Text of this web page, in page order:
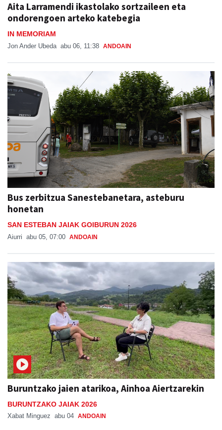
Aita Larramendi ikastolako sortzaileen eta
ondorengoen arteko katebegia
IN MEMORIAM
Jon Ander Ubeda abu 06, 11:38 ANDOAIN
Bus zerbitzua Sanestebanetara, asteburu
honetan
SAN ESTEBAN JAIAK GOIBURUN 2026
Aiurri abu 05, 07:00 ANDOAIN
Buruntzako jaien atarikoa, Ainhoa Aiertzarekin
BURUNTZAKO JAIAK 2026
Xabat Minguez abu 04 ANDOAIN